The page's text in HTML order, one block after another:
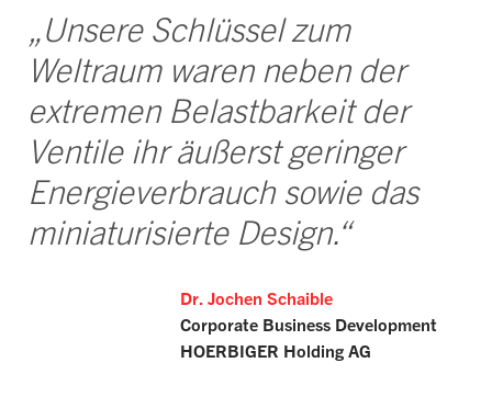
„Unsere Schlüssel zum
Weltraum waren neben der
extremen Belastbarkeit der
Ventile ihr äußerst geringer
Energieverbrauch sowie das
miniaturisierte Design.“
Dr. Jochen Schaible
Corporate Business Development
HOERBIGER Holding AG